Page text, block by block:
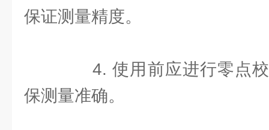
保证测量精度。
4. 使用前应进行零点校
保测量准确。